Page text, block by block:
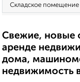
Складское помещение
Свежие, новые
аренде
дома,
недвижимость